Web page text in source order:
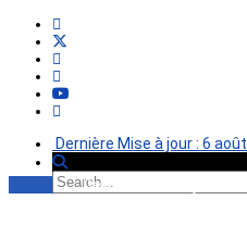
Dernière Mise à jour : 6
Dernière Mise à jour : 6